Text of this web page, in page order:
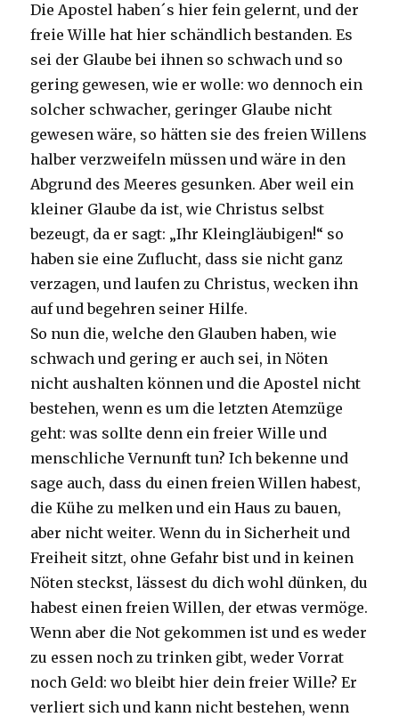
Die Apostel haben´s hier fein gelernt, und der
freie Wille hat hier schändlich bestanden. Es
sei der Glaube bei ihnen so schwach und so
gering gewesen, wie er wolle: wo dennoch ein
solcher schwacher, geringer Glaube nicht
gewesen wäre, so hätten sie des freien Willens
halber verzweifeln müssen und wäre in den
Abgrund des Meeres gesunken. Aber weil ein
kleiner Glaube da ist, wie Christus selbst
bezeugt, da er sagt: „Ihr Kleingläubigen!“ so
haben sie eine Zuflucht, dass sie nicht ganz
verzagen, und laufen zu Christus, wecken ihn
auf und begehren seiner Hilfe.
So nun die, welche den Glauben haben, wie
schwach und gering er auch sei, in Nöten
nicht aushalten können und die Apostel nicht
bestehen, wenn es um die letzten Atemzüge
geht: was sollte denn ein freier Wille und
menschliche Vernunft tun? Ich bekenne und
sage auch, dass du einen freien Willen habest,
die Kühe zu melken und ein Haus zu bauen,
aber nicht weiter. Wenn du in Sicherheit und
Freiheit sitzt, ohne Gefahr bist und in keinen
Nöten steckst, lässest du dich wohl dünken, du
habest einen freien Willen, der etwas vermöge.
Wenn aber die Not gekommen ist und es weder
zu essen noch zu trinken gibt, weder Vorrat
noch Geld: wo bleibt hier dein freier Wille? Er
verliert sich und kann nicht bestehen, wenn